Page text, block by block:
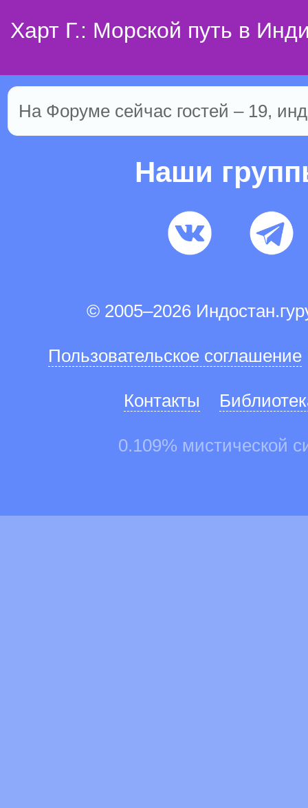
Харт Г.: Морской путь в
На Форуме сейчас гостей – 19,
Наши
© 2005–2026
Пользовательское соглашение
Контакты
0.109% мистической